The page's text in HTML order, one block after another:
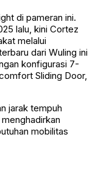
di pameran ini.
lalu, kini Cortez
melalui
dari Wuling ini
konfigurasi 7-
Sliding Door,
jarak tempuh
mobilitas